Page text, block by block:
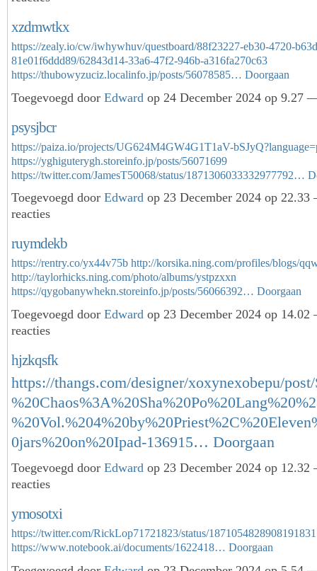
xzdmwtkx
https://zealy.io/cw/iwhywhuv/questboard/88f23227-eb30-4720-
81e01f6ddd89/62843d14-33a6-47f2-946b-a316fa270c63
https://thubowyzuciz.localinfo.jp/posts/56078585… Doorgaan
Toegevoegd door Edward op 24 December 2024 op 9.27
psysjbcr
https://paiza.io/projects/UG624M4GW4G1T1aV-
https://yghiguterygh.storeinfo.jp/posts/56071699
https://twitter.com/JamesT50068/status/1871306033332977792…
Toegevoegd door Edward op 23 December 2024 op
reacties
ruymdekb
https://rentry.co/yx44v75b http://korsika.ning.com/profiles/blogs/
http://taylorhicks.ning.com/photo/albums/ystpzxxn
https://qygobanywhekn.storeinfo.jp/posts/56066392… Doorgaan
Toegevoegd door Edward op 23 December 2024 op
reacties
hjzkqsfk
https://thangs.com/designer/xoxynexobepu/
0jars%20on%20Ipad-136915… Doorgaan
Toegevoegd door Edward op 23 December 2024 op
reacties
ymosotxi
https://twitter.com/RickLop71721823/status/1871054828908191831
https://www.notebook.ai/documents/1622418… Doorgaan